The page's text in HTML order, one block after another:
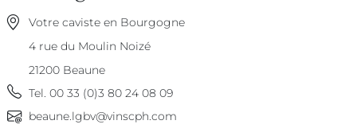
Votre caviste en Bourgogne
4 rue du Moulin Noizé
21200 Beaune
Tel. 00 33 (0)3 80 24 08 09
beaune.lgbv@vinscph.com